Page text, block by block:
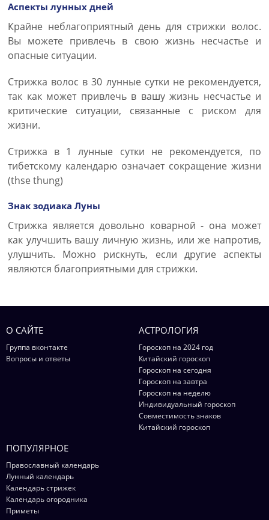
Аспекты лунных дней
Крайне неблагоприятный день для стрижки волос.
Вы можете привлечь в свою жизнь несчастье и
опасные ситуации.
Стрижка волос в 30 лунные сутки не рекомендуется,
так как может привлечь в вашу жизнь несчастье и
критические ситуации, связанные с риском для
жизни.
Стрижка в 1 лунные сутки не рекомендуется, по
тибетскому календарю означает сокращение жизни
(thse thung)
Знак зодиака Луны
Стрижка является довольно коварной - она может
как улучшить вашу личную жизнь, или же напротив,
улушчить. Можно рискнуть, если другие аспекты
являются благоприятными для стрижки.
О САЙТЕ
Группа вконтакте
Вопросы и ответы
АСТРОЛОГИЯ
Гороскоп на 2024 год
Китайский гороскоп
Гороскоп на сегодня
Гороскоп на завтра
Гороскоп на неделю
Индивидуальный гороскоп
Совместимость знаков
Китайский гороскоп
ПОПУЛЯРНОЕ
Православный календарь
Лунный календарь
Календарь стрижек
Календарь огородника
Приметы